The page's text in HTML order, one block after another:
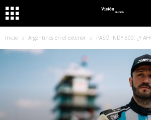
Inicio Argentinos en el exterior PASÓ INDY 500: ¿Y